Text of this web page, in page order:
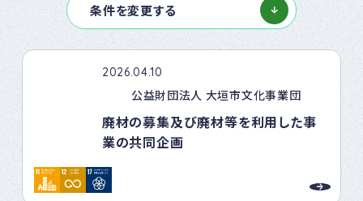
条件を変更する
2026.04.10
公益財団法人 大垣市文化事業団
廃材の募集及び廃材等を利用した事
業の共同企画